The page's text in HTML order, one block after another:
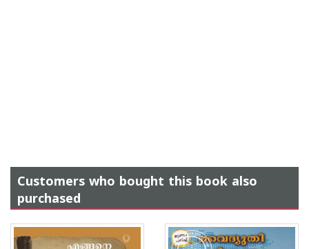
Customers who bought this book also
purchased